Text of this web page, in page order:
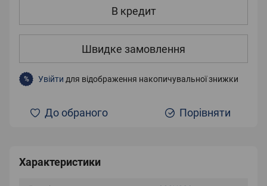
В кредит
Швидке замовлення
% Увійти для відображення накопичувальної знижки
До обраного Порівняти
Характеристики